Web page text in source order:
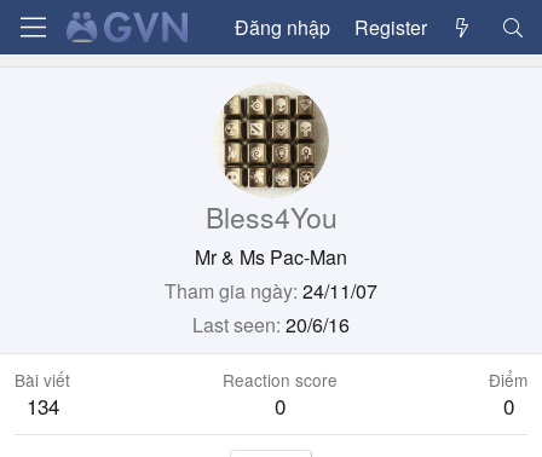
Đăng nhập Register
Bless4You
Mr & Ms Pac-Man
Tham gia ngày 24/11/07
Last seen 20/6/16
Bài viết
134
Reaction score
0
Điểm
0